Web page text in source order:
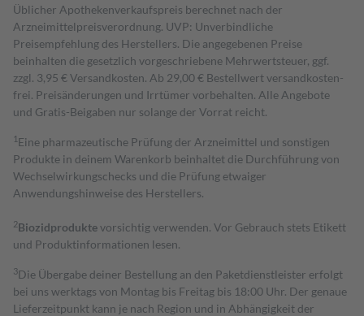
Üblicher Apothekenverkaufspreis berechnet nach der
Arzneimittelpreisverordnung. UVP: Unverbindliche
Preisempfehlung des Herstellers. Die angegebenen Preise
beinhalten die gesetzlich vorgeschriebene Mehrwertsteuer, ggf.
zzgl. 3,95 € Versandkosten. Ab 29,00 € Bestell­wert versand­kosten­
frei. Preisänderungen und Irrtümer vorbehalten. Alle Angebote
und Gratis-Beigaben nur solange der Vorrat reicht.
1 Eine pharmazeutische Prüfung der Arzneimittel und sonstigen
Produkte in deinem Warenkorb beinhaltet die Durchführung von
Wechselwirkungschecks und die Prüfung etwaiger
Anwendungshinweise des Herstellers.
2Biozidproduktevorsichtig verwenden. Vor Gebrauch stets Etikett
und Produktinformationen lesen.
3Die Übergabe deiner Bestellung an den Paketdienstleister erfolgt
bei uns werktags von Montag bis Freitag bis 18:00 Uhr. Der genaue
Lieferzeitpunkt kann je nach Region und in Abhängigkeit der